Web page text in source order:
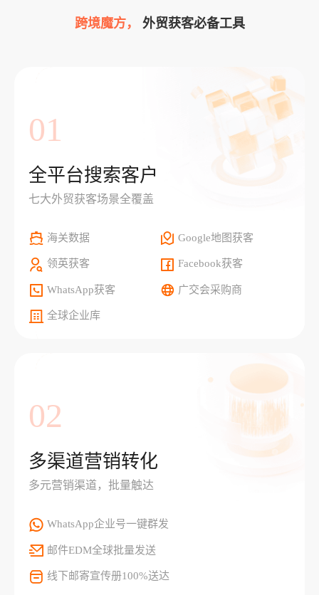
跨境魔方， 外贸获客必备工具
01
全平台搜索客户
七大外贸获客场景全覆盖
海关数据 Google地图获客
领英获客 Facebook获客
WhatsApp获客 广交会采购商
全球企业库
02
多渠道营销转化
多元营销渠道，批量触达
WhatsApp企业号一键群发
邮件EDM全球批量发送
线下邮寄宣传册100%送达